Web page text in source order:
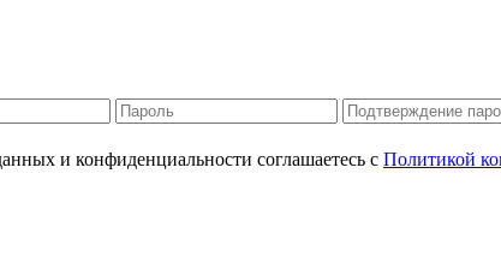
и конфиденциальности соглашаетесь с Политикой